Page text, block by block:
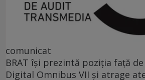
comunicat
BRAT își prezintă poziția față
Digital Omnibus VII și atrage